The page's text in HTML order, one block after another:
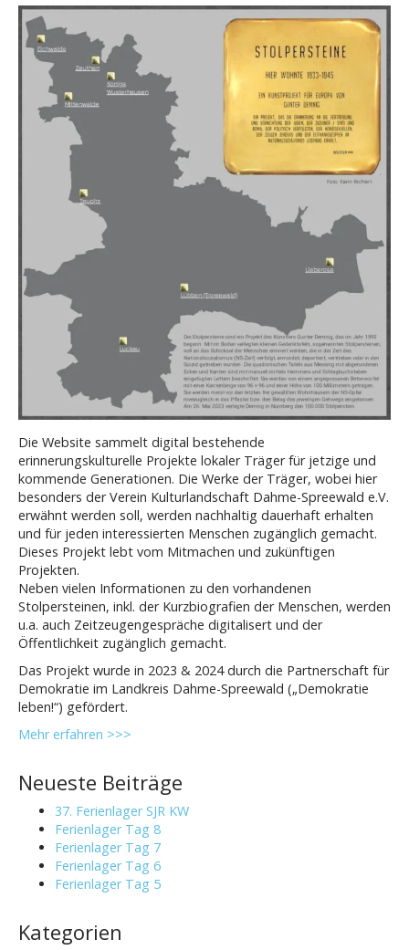
Die Website sammelt digital bestehende
erinnerungskulturelle Projekte lokaler Träger für jetzige und
kommende Generationen. Die Werke der Träger, wobei hier
besonders der Verein Kulturlandschaft Dahme-Spreewald e.V.
erwähnt werden soll, werden nachhaltig dauerhaft erhalten
und für jeden interessierten Menschen zugänglich gemacht.
Dieses Projekt lebt vom Mitmachen und zukünftigen
Projekten.
Neben vielen Informationen zu den vorhandenen
Stolpersteinen, inkl. der Kurzbiografien der Menschen, werden
u.a. auch Zeitzeugengespräche digitalisert und der
Öffentlichkeit zugänglich gemacht.
Das Projekt wurde in 2023 & 2024 durch die Partnerschaft für
Demokratie im Landkreis Dahme-Spreewald („Demokratie
leben!“) gefördert.
Mehr erfahren >>>
Neueste Beiträge
37. Ferienlager SJR KW
Ferienlager Tag 8
Ferienlager Tag 7
Ferienlager Tag 6
Ferienlager Tag 5
Kategorien